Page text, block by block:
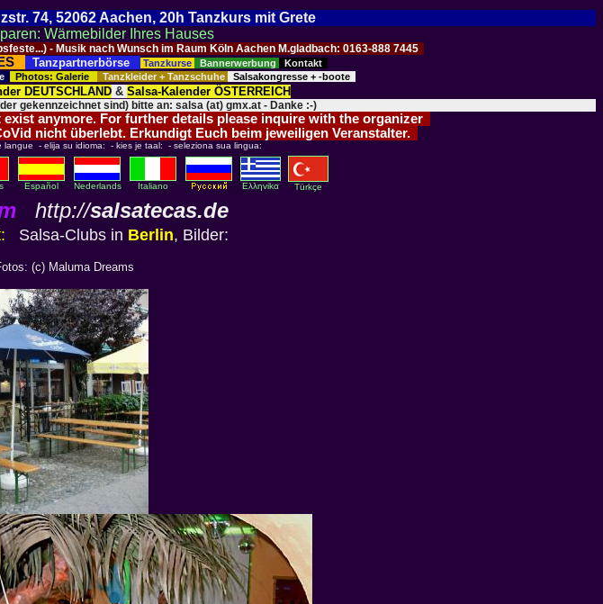
74, 52062 Aachen, 20h Tanzkurs mit Grete
Wärmebilder Ihres Hauses
- Musik nach Wunsch im Raum Köln Aachen M.gladbach: 0163-888 7445
Tanzpartnerbörse Tanzkurse Bannerwerbung Kontakt
Photos: Galerie Tanzkleider + Tanzschuhe Salsakongresse + -boote
DEUTSCHLAND & Salsa-Kalender ÖSTERREICH
gekennzeichnet sind) bitte an: salsa (at) gmx.at - Danke :-)
anymore. For further details please inquire with the organizer
nicht überlebt. Erkundigt Euch beim jeweiligen Veranstalter.
- elija su idioma: - kies je taal: - seleziona sua lingua:
Español Nederlands Italiano Eλληvikα Türkçe
http://salsatecas.de
Salsa-Clubs in Berlin, Bilder:
(c) Maluma Dreams